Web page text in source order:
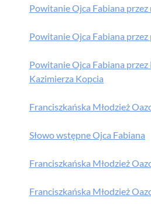
Powitanie Ojca Fabiana przez
Powitanie Ojca Fabiana przez
Powitanie Ojca Fabiana przez
Kazimierza Kopcia
Franciszkańska Młodzież
Słowo wstępne Ojca Fabiana
Franciszkańska Młodzież
Franciszkańska Młodzież